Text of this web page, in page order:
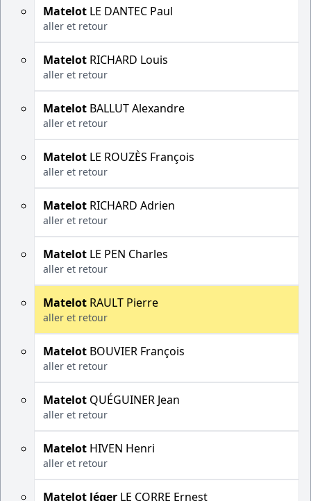
Matelot LE DANTEC Paul
aller et retour
Matelot RICHARD Louis
aller et retour
Matelot BALLUT Alexandre
aller et retour
Matelot LE ROUZÈS François
aller et retour
Matelot RICHARD Adrien
aller et retour
Matelot LE PEN Charles
aller et retour
Matelot RAULT Pierre
aller et retour
Matelot BOUVIER François
aller et retour
Matelot QUÉGUINER Jean
aller et retour
Matelot HIVEN Henri
aller et retour
Matelot léger LE CORRE Ernest